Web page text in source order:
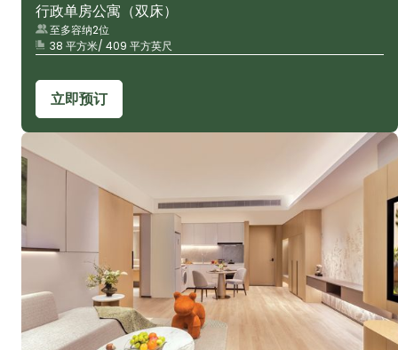
行政单房公寓（双床）
至多容纳2位
38 平方米/ 409 平方英尺
立即预订